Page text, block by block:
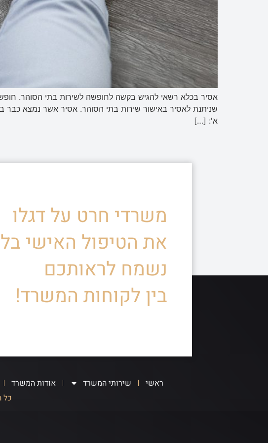
אסיר בכלא רשאי להגיש בקשה לחופשה לשירות בתי הסוהר.
שניתנת לאסיר באישור שירות בתי הסוהר. אסיר אשר נמצא כבר
א': […]
משרדי חרט על דגלו
את הטיפול האישי
נשמח לראותכם
בין לקוחות המשרד!
ראשי שירותי המשרד אודות המשרד
כל